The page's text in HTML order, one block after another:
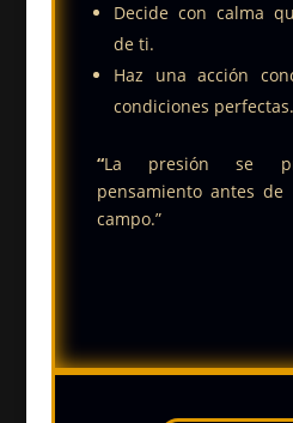
Decide con calma
de ti.
Haz una acción
condiciones perfectas.
“La presión se
pensamiento antes
campo.”